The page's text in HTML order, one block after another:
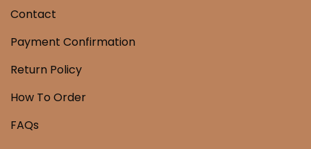
Contact
Payment Confirmation
Return Policy
How To Order
FAQs